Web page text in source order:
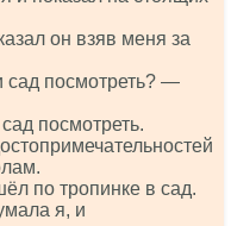
он взяв меня за
сад посмотреть? —
посмотреть.
по тропинке в сад.
я, и